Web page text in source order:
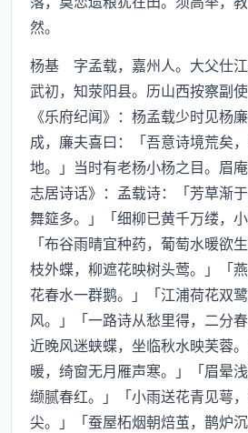
然。
杨基 字孟载，嘉州人。大父仕
武初，知荥阳县。历山西按察副
《乐府纪闻》：杨孟载少时见杨
成，廉夫喜曰：「吾意诗境荒矣
地。」当时有老杨小杨之目。眉
志居诗话》：孟载诗：「芳草渐
舞筵多。」「细柳已黄千万缕，
「布谷雨晴宜种药，葡萄水暖欲
枝外蝶，柳遮花映树头莺。」「
花春水一群鹅。」「江浦荷花双
风。」「一路诗从愁里得，二分
近晚风迷蛱蝶，坐临秋水映芙蓉
暖，绮窗无月雁声寒。」「眉晕
缬腻春红。」「小雨送花青见萼
尖。」「蚕屋柘烟朝焙茧，鹊炉